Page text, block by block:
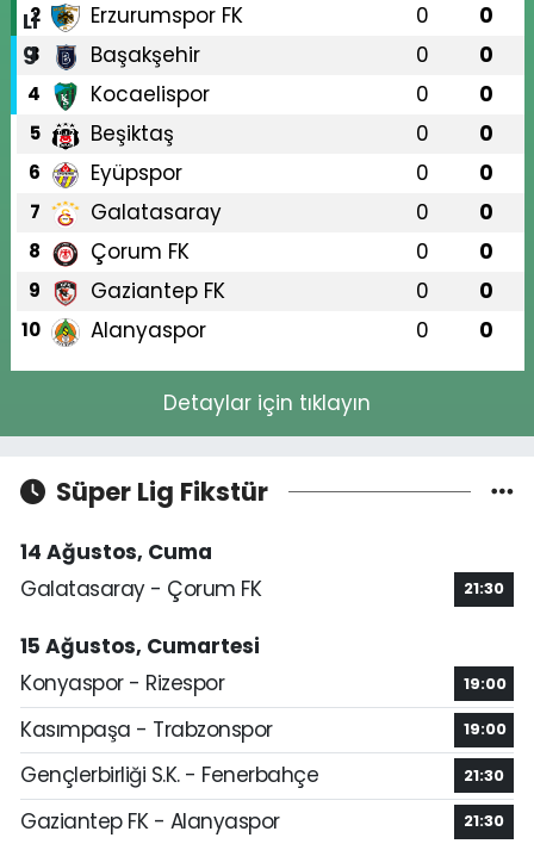
2 Erzurumspor FK 0 0
3 Başakşehir 0 0
4 Kocaelispor 0 0
5 Beşiktaş 0 0
6 Eyüpspor 0 0
7 Galatasaray 0 0
8 Çorum FK 0 0
9 Gaziantep FK 0 0
10 Alanyaspor 0 0
Detaylar için tıklayın
Süper Lig Fikstür
14 Ağustos, Cuma
Galatasaray - Çorum FK
21:30
15 Ağustos, Cumartesi
Konyaspor - Rizespor
19:00
Kasımpaşa - Trabzonspor 19:00
Gençlerbirliği S.K. - Fenerbahçe 21:30
Gaziantep FK - Alanyaspor 21:30